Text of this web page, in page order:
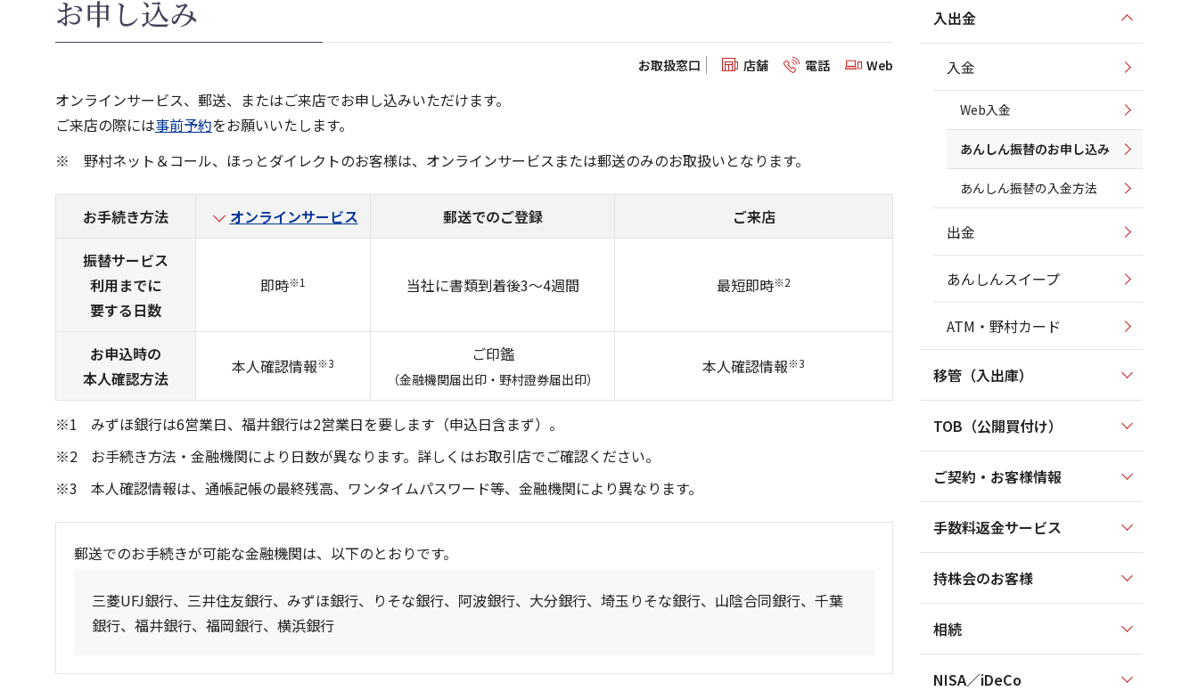
お申し込み
お取扱窓口 店舗 電話 Web
オンラインサービス、郵送、またはご来店でお申し込みいただけます。
ご来店の際には事前予約をお願いいたします。
野村ネット＆コール、ほっとダイレクトのお客様は、オンラインサービスまたは郵送のみのお取扱いとなります。
お手続き方法 オンラインサービス 郵送でのご登録 ご来店
振替サービス
利用までに
要する日数
即時※1 当社に書類到着後3～4週間 最短即時※2
お申込時の
本人確認方法
本人確認情報※3 ご印鑑
（金融機関届出印・野村證券届出印）
本人確認情報※3
みずほ銀行は6営業日、福井銀行は2営業日を要します（申込日含まず）。
お手続き方法・金融機関により日数が異なります。詳しくはお取引店でご確認ください。
本人確認情報は、通帳記帳の最終残高、ワンタイムパスワード等、金融機関により異なります。
郵送でのお手続きが可能な金融機関は、以下のとおりです。
三菱UFJ銀行、三井住友銀行、みずほ銀行、りそな銀行、阿波銀行、大分銀行、埼玉りそな銀行、山陰合同銀行、千葉
銀行、福井銀行、福岡銀行、横浜銀行
入出金
入金
Web入金
あんしん振替のお申し込み
あんしん振替の入金方法
出金
あんしんスイープ
ATM・野村カード
移管（入出庫）
TOB（公開買付け）
ご契約・お客様情報
手数料返金サービス
持株会のお客様
相続
NISA／iDeCo